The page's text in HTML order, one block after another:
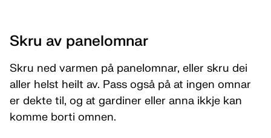
Skru av panelomnar
Skru ned varmen på panelomnar, eller skru dei
aller helst heilt av. Pass også på at ingen omnar
er dekte til, og at gardiner eller anna ikkje kan
komme borti omnen.